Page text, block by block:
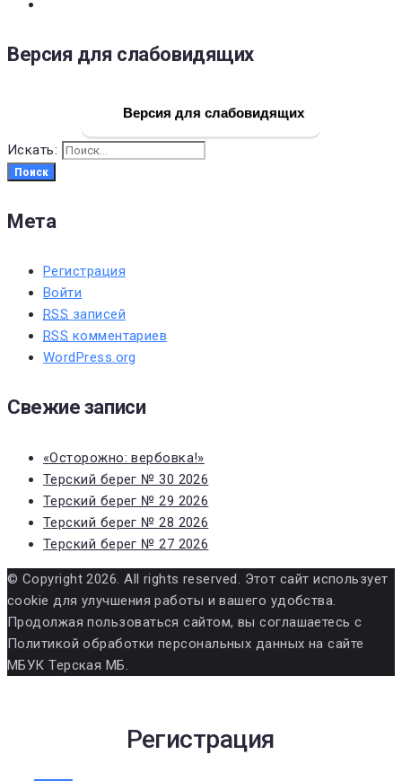
Версия для слабовидящих
Версия для слабовидящих
Искать:
Поиск
Мета
Регистрация
Войти
RSS записей
RSS комментариев
WordPress.org
Свежие записи
«Осторожно: вербовка!»
Терский берег № 30 2026
Терский берег № 29 2026
Терский берег № 28 2026
Терский берег № 27 2026
© Copyright 2026. All rights reserved. Этот сайт использует
cookie для улучшения работы и вашего удобства.
Продолжая пользоваться сайтом, вы соглашаетесь с
Политикой обработки персональных данных на сайте
МБУК Терская МБ.
Регистрация